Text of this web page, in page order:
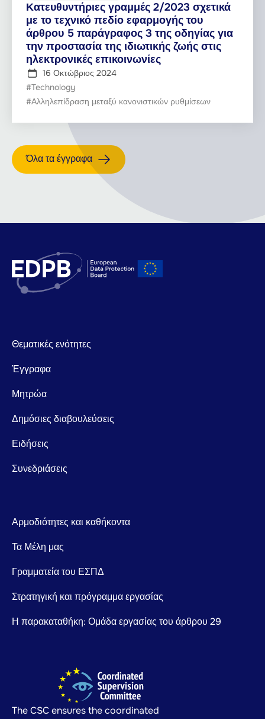
Κατευθυντήριες γραμμές 2/2023 σχετικά
με το τεχνικό πεδίο εφαρμογής του
άρθρου 5 παράγραφος 3 της οδηγίας για
την προστασία της ιδιωτικής ζωής στις
ηλεκτρονικές επικοινωνίες
16 Οκτώβριος 2024
#Technology
#Αλληλεπίδραση μεταξύ κανονιστικών ρυθμίσεων
Όλα τα έγγραφα
Footer
mainnavigation
Θεματικές ενότητες
Έγγραφα
Μητρώα
Δημόσιες διαβουλεύσεις
Ειδήσεις
Συνεδριάσεις
Αρμοδιότητες και καθήκοντα
Τα Μέλη μας
Γραμματεία του ΕΣΠΔ
Στρατηγική και πρόγραμμα εργασίας
Η παρακαταθήκη: Ομάδα εργασίας του άρθρου 29
The CSC ensures the coordinated